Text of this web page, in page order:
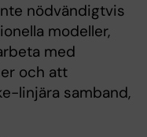
nödvändigtvis
modeller,
med
och att
linjära samband,